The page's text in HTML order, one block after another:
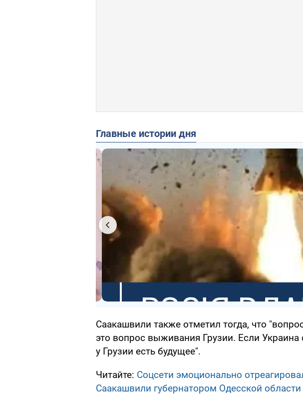
Главные истории дня
Саакашвили также отметил тогда, что
это вопрос выживания Грузии. Если Украина
у Грузии есть будущее".
Читайте: Соцсети эмоционально
Саакашвили губернатором Одесской области